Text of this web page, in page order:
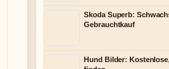
Skoda Superb:
Gebrauchtkauf
Hund Bilder: